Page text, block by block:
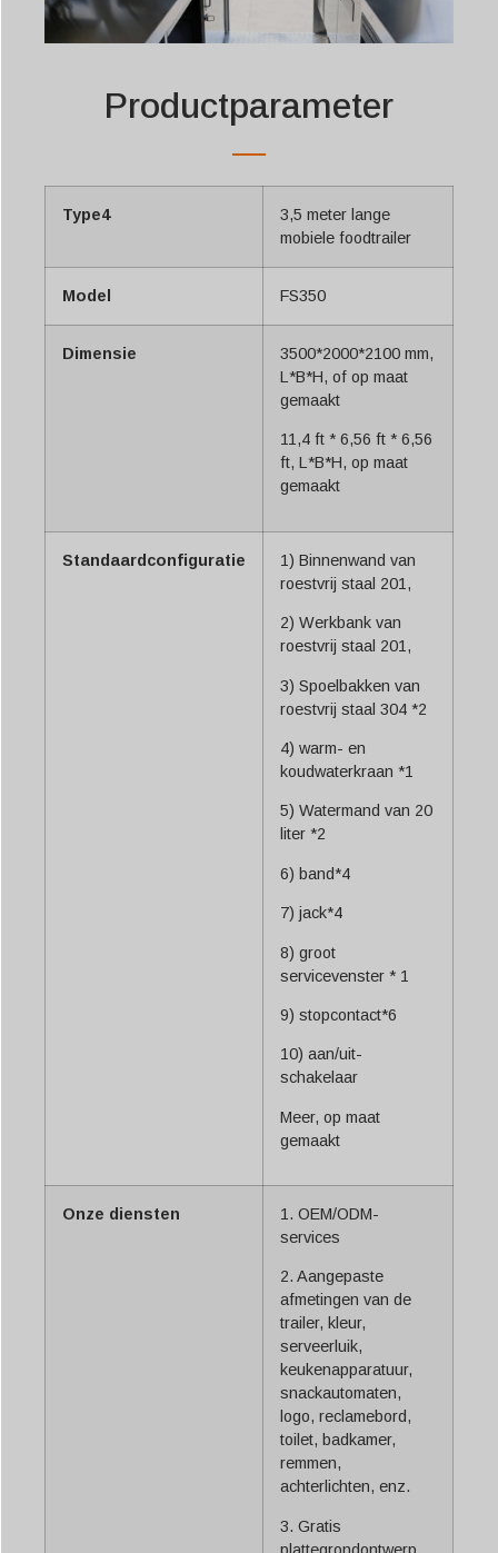
Productparameter
Type4
3,5 meter lange
mobiele foodtrailer
Model FS350
Dimensie
3500*2000*2100 mm,
L*B*H, of op maat
gemaakt
11,4 ft * 6,56 ft * 6,56
ft, L*B*H, op maat
gemaakt
Standaardconfiguratie
1) Binnenwand van
roestvrij staal 201,
2) Werkbank van
roestvrij staal 201,
3) Spoelbakken van
roestvrij staal 304 *2
4) warm- en
koudwaterkraan *1
5) Watermand van 20
liter *2
6) band*4
7) jack*4
8) groot
servicevenster * 1
9) stopcontact*6
10) aan/uit-
schakelaar
Meer, op maat
gemaakt
Onze diensten
1. OEM/ODM-
services
2. Aangepaste
afmetingen van de
trailer, kleur,
serveerluik,
keukenapparatuur,
snackautomaten,
logo, reclamebord,
toilet, badkamer,
remmen,
achterlichten, enz.
3. Gratis
plattegrondontwerp,